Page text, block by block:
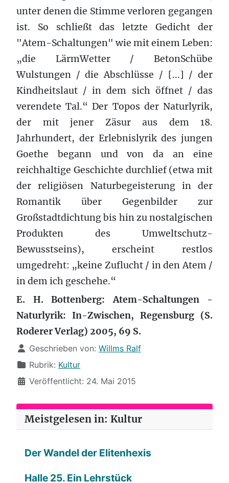
unter denen die Stimme verloren gegangen
ist. So schließt das letzte Gedicht der
"Atem-Schaltungen" wie mit einem Leben:
„die LärmWetter / BetonSchübe
Wulstungen / die Abschlüsse / [...] / der
Kindheitslaut / in dem sich öffnet / das
verendete Tal.“ Der Topos der Naturlyrik,
der mit jener Zäsur aus dem 18.
Jahrhundert, der Erlebnislyrik des jungen
Goethe begann und von da an eine
reichhaltige Geschichte durchlief (etwa mit
der religiösen Naturbegeisterung in der
Romantik über Gegenbilder zur
Großstadtdichtung bis hin zu nostalgischen
Produkten des Umweltschutz-
Bewusstseins), erscheint restlos
umgedreht: „keine Zuflucht / in den Atem /
in dem ich geschehe.“
E. H. Bottenberg: Atem-Schaltungen -
Naturlyrik: In-Zwischen, Regensburg (S.
Roderer Verlag) 2005, 69 S.
Details
Geschrieben von: Willms Ralf
Rubrik: Kultur
Veröffentlicht: 24. Mai 2015
Meistgelesen in: Kultur
Der Wandel der Elitenhexis
Halle 25. Ein Lehrstück